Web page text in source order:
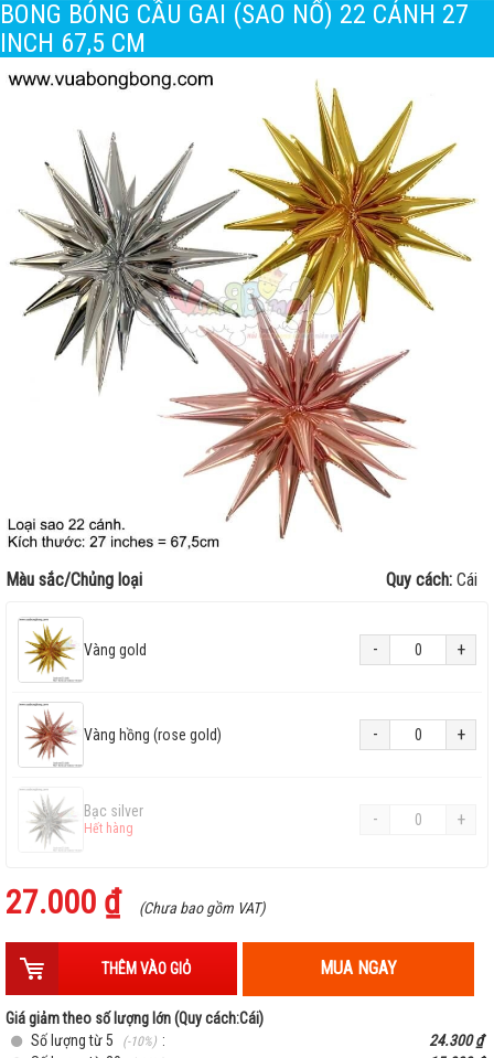
BONG BÓNG CẦU GAI (SAO NỔ) 22 CÁNH 27
INCH 67,5 CM
Màu sắc/Chủng loại Quy cách: Cái
Vàng gold - +
Vàng hồng (rose gold) - +
Bạc silver
Hết hàng - +
27.000 ₫ (Chưa bao gồm VAT)
THÊM VÀO GIỎ MUA NGAY
Giá giảm theo số lượng lớn (Quy cách:Cái)
Số lượng từ 5
(-10%) :
24.300 ₫